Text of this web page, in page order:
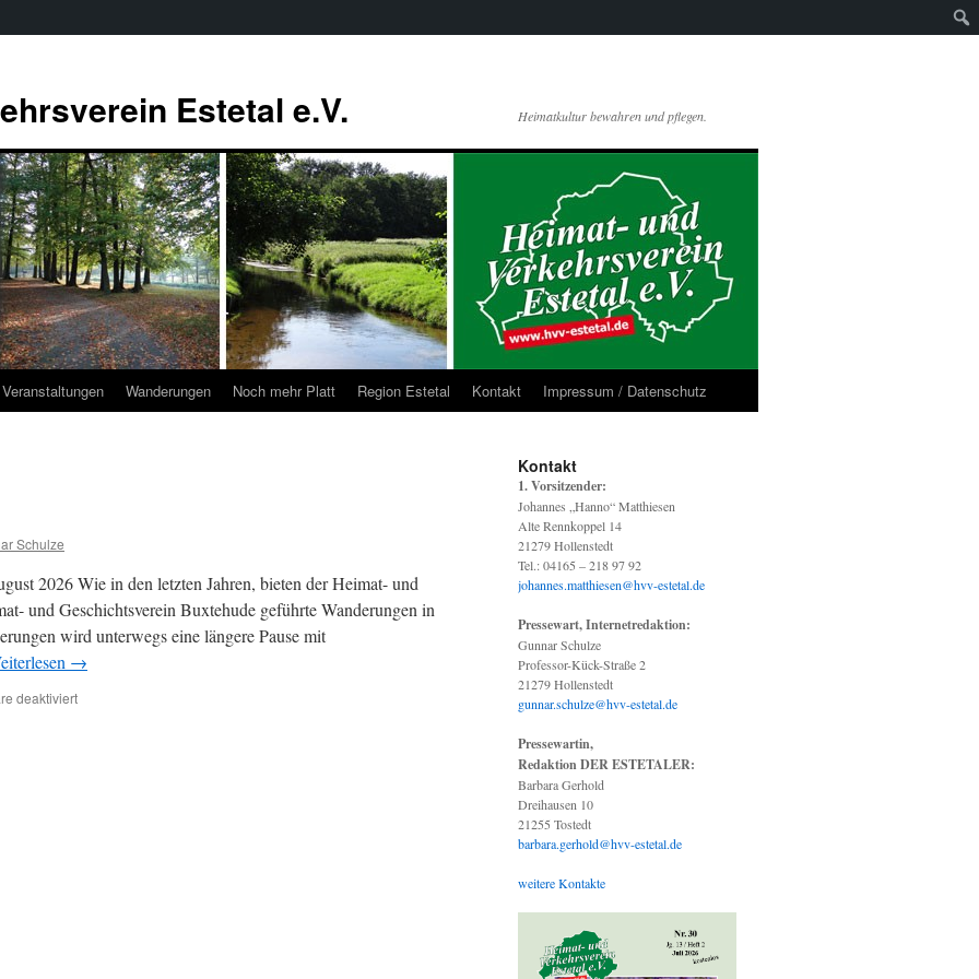
Estetal e.V. Heimatkultur bewahren und pflegen.
Veranstaltungen Wanderungen Noch mehr Platt Region Estetal Kontakt Impressum / Datenschutz
Schulze
2026 Wie in den letzten Jahren, bieten der Heimat- und
und Geschichtsverein Buxtehude geführte Wanderungen in
wird unterwegs eine längere Pause mit
→
deaktiviertfür
Kontakt
1. Vorsitzender:
Johannes „Hanno“ Matthiesen
Alte Rennkoppel 14
21279 Hollenstedt
Tel.: 04165 – 218 97 92
johannes.matthiesen@hvv-estetal.de
Pressewart, Internetredaktion:
Gunnar Schulze
Professor-Kück-Straße 2
21279 Hollenstedt
gunnar.schulze@hvv-estetal.de
Pressewartin,
Redaktion DER ESTETALER:
Barbara Gerhold
Dreihausen 10
21255 Tostedt
barbara.gerhold@hvv-estetal.de
weitere Kontakte